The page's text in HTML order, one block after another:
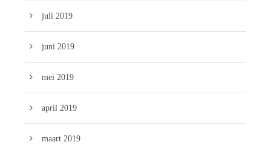
juli 2019
juni 2019
mei 2019
april 2019
maart 2019